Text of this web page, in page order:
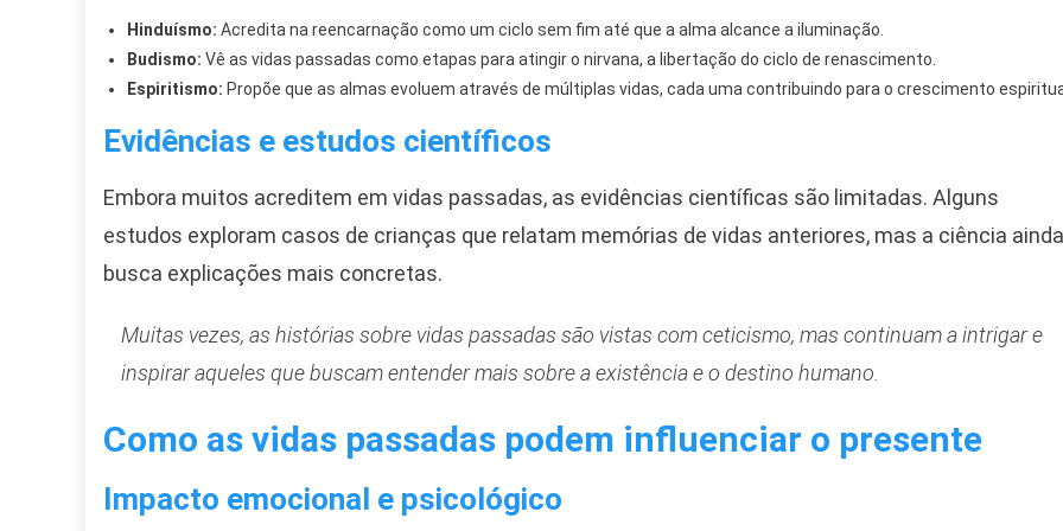
Hinduísmo: Acredita na reencarnação como um ciclo sem fim até que a alma alcance a iluminação.
Budismo: Vê as vidas passadas como etapas para atingir o nirvana, a libertação do ciclo de renascimento.
Espiritismo: Propõe que as almas evoluem através de múltiplas vidas, cada uma contribuindo para o crescimento
Evidências e estudos científicos
Embora muitos acreditem em vidas passadas, as evidências científicas são limitadas. Alguns
estudos exploram casos de crianças que relatam memórias de vidas anteriores, mas a ciência ainda
busca explicações mais concretas.
Muitas vezes, as histórias sobre vidas passadas são vistas com ceticismo, mas continuam a intrigar e
inspirar aqueles que buscam entender mais sobre a existência e o destino humano.
Como as vidas passadas podem influenciar o presente
Impacto emocional e psicológico